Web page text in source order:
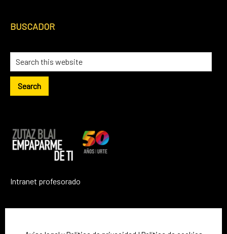
BUSCADOR
Search
this
website
Intranet profesorado